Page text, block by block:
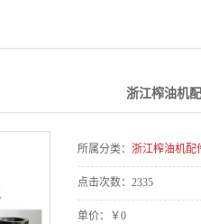
浙江榨油机
所属分类： 浙江榨油机配
点击次数： 2335
单价： ￥0